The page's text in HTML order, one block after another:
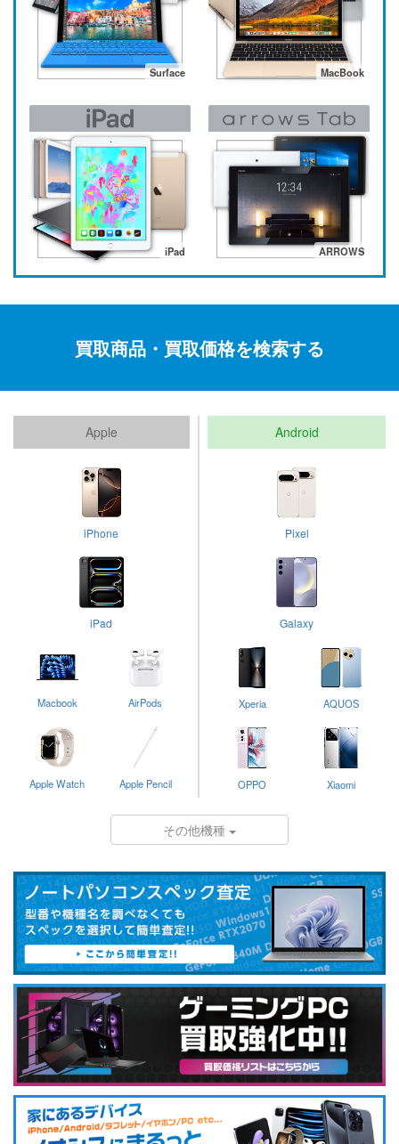
Surface MacBook
iPad ARROWS
買取商品・買取価格を検索する
Apple
iPhone
iPad
Macbook AirPods
Apple Watch Apple Pencil
Android
Pixel
Galaxy
Xperia AQUOS
OPPO Xiaomi
その他機種